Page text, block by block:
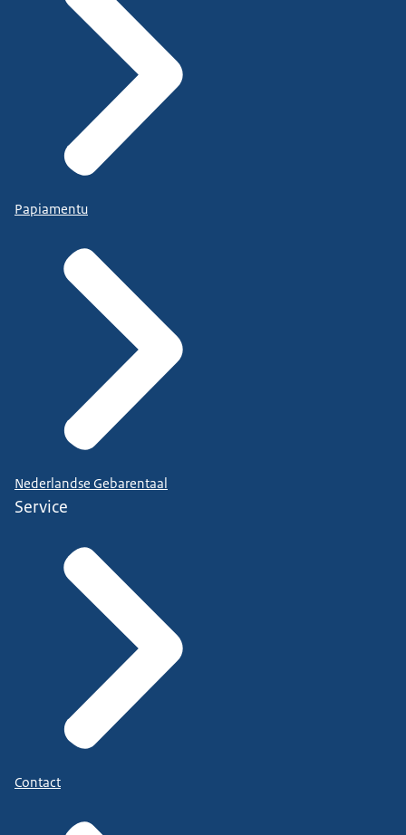
Papiamentu
Nederlandse Gebarentaal
Service
Contact